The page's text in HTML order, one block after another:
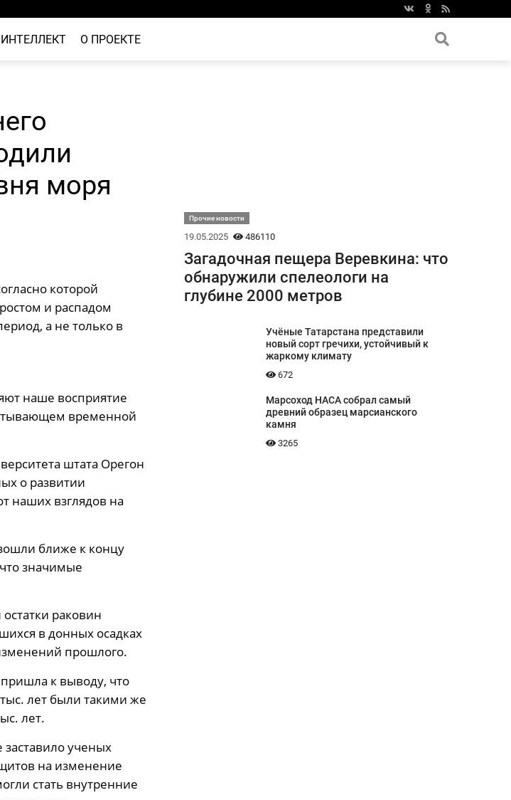
О ПРОЕКТЕ
моря
которой
и распадом
а не только в
наше восприятие
временной
штата Орегон
о развитии
наших взглядов на
ближе к концу
значимые
раковин
в донных осадках
прошлого.
к выводу, что
лет были такими же
лет.
ученых
на изменение
стать внутренние
Прочие новости
19.05.2025 486110
Загадочная пещера Веревкина: что
обнаружили спелеологи на
глубине 2000 метров
Учёные Татарстана представили
новый сорт гречихи, устойчивый к
жаркому климату
672
Марсоход НАСА собрал самый
древний образец марсианского
камня
3265